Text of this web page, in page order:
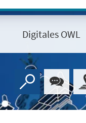
Digitales OWL